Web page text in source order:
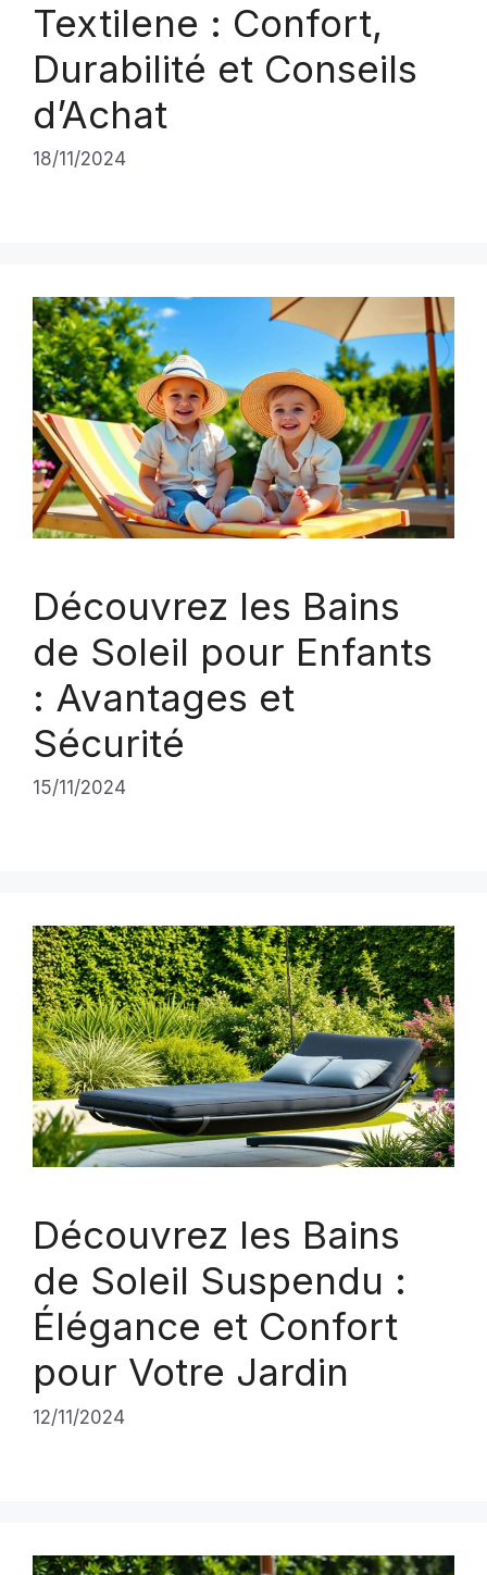
Textilene : Confort,
Durabilité et Conseils
d’Achat
18/11/2024
Découvrez les Bains
de Soleil pour Enfants
: Avantages et
Sécurité
15/11/2024
Découvrez les Bains
de Soleil Suspendu :
Élégance et Confort
pour Votre Jardin
12/11/2024